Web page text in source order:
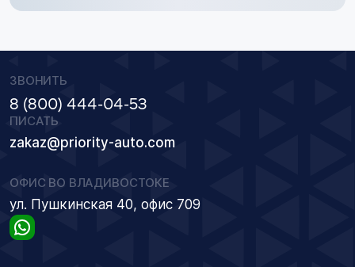
ЗВОНИТЬ
8 (800) 444-04-53
ПИСАТЬ
zakaz@priority-auto.com
ОФИС ВО ВЛАДИВОСТОКЕ
ул. Пушкинская 40, офис 709